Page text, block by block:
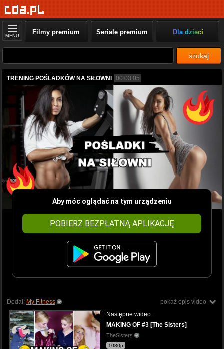
MENU Filmy premium Seriale premium Dla dzieci
szukaj
TRENING POŚLADKÓW NA SIŁOWNI 00:03:05
Aby móc oglądać na tym urządzeniu
POBIERZ BEZPŁATNĄ APLIKACJĘ
pokaż opis video
Dodał: My Fitness
Następne wideo:
MAKING OF #3 [The Sisters]
TheSisters
1080p